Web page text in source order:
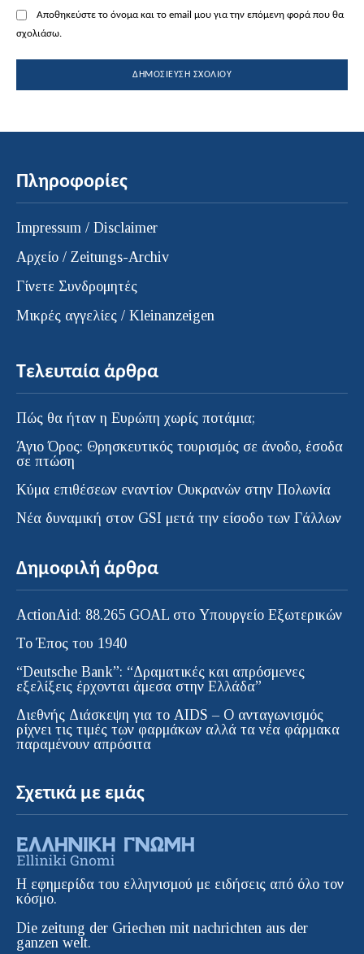
Αποθηκεύστε το όνομα και το email μου για την επόμενη φορά που θα
σχολιάσω.
Πληροφορίες
Impressum / Disclaimer
Αρχείο / Zeitungs-Archiv
Γίνετε Συνδρομητές
Μικρές αγγελίες / Kleinanzeigen
Τελευταία άρθρα
Πώς θα ήταν η Ευρώπη χωρίς ποτάμια;
Άγιο Όρος: Θρησκευτικός τουρισμός σε άνοδο, έσοδα
σε πτώση
Κύμα επιθέσεων εναντίον Ουκρανών στην Πολωνία
Νέα δυναμική στον GSI μετά την είσοδο των Γάλλων
Δημοφιλή άρθρα
ActionAid: 88.265 GOAL στο Υπουργείο Εξωτερικών
Το Έπος του 1940
“Deutsche Bank”: “Δραματικές και απρόσμενες
εξελίξεις έρχονται άμεσα στην Ελλάδα”
Διεθνής Διάσκεψη για το AIDS – Ο ανταγωνισμός
ρίχνει τις τιμές των φαρμάκων αλλά τα νέα φάρμακα
παραμένουν απρόσιτα
Σχετικά με εμάς
Η εφημερίδα του ελληνισμού με ειδήσεις από όλο τον
κόσμο.
Die zeitung der Griechen mit nachrichten aus der
ganzen welt.